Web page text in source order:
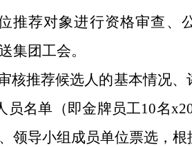
推荐对象进行资格审查、
集团工会。
核推荐候选人的基本情况
名单（即金牌员工10名
领导小组成员单位票选，